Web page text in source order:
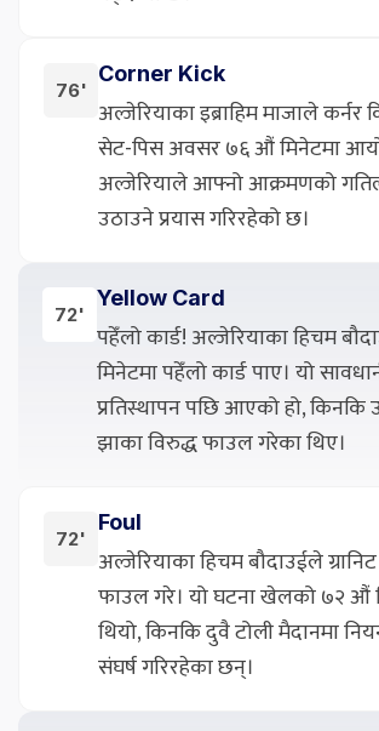
76'
Corner Kick
अल्जेरियाका इब्राहिम माजाले कर्नर
सेट-पिस अवसर ७६ औं मिनेटमा
अल्जेरियाले आफ्नो आक्रमणको
उठाउने प्रयास गरिरहेको छ।
72'
Yellow Card
पहेँलो कार्ड! अल्जेरियाका हिचम
मिनेटमा पहेँलो कार्ड पाए। यो
प्रतिस्थापन पछि आएको हो, किनकि
झाका विरुद्ध फाउल गरेका थिए।
72'
Foul
अल्जेरियाका हिचम बौदाउईले
फाउल गरे। यो घटना खेलको ७२ औं
थियो, किनकि दुवै टोली मैदानमा
संघर्ष गरिरहेका छन्।